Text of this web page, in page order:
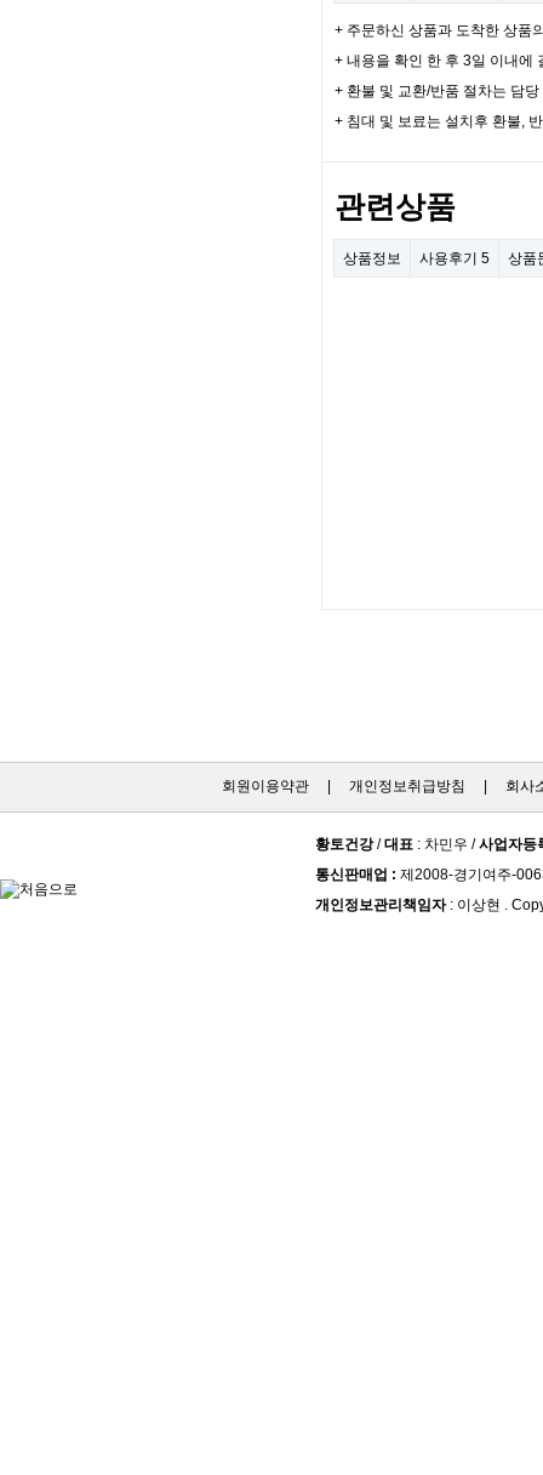
+ 주문하신 상품과 도착한 상품
+ 내용을 확인 한 후 3일 이내에
+ 환불 및 교환/반품 절차는 담
+ 침대 및 보료는 설치후 환불,
관련상품
상품정보 사용후기 5 상품
회원이용약관| 개인정보취급방침 회사
황토건강/대표 : 차민우 /사업자등
통신판매업 : 제2008-경기여주-
개인정보관리책임자: 이상현 .